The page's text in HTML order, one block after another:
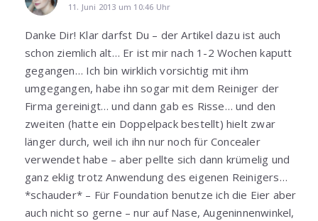
11. Juni 2013 um 10:46 Uhr
Danke Dir! Klar darfst Du – der Artikel dazu ist auch
schon ziemlich alt… Er ist mir nach 1-2 Wochen kaputt
gegangen… Ich bin wirklich vorsichtig mit ihm
umgegangen, habe ihn sogar mit dem Reiniger der
Firma gereinigt… und dann gab es Risse… und den
zweiten (hatte ein Doppelpack bestellt) hielt zwar
länger durch, weil ich ihn nur noch für Concealer
verwendet habe – aber pellte sich dann krümelig und
ganz eklig trotz Anwendung des eigenen Reinigers…
*schauder* – Für Foundation benutze ich die Eier aber
auch nicht so gerne – nur auf Nase, Augeninnenwinkel,